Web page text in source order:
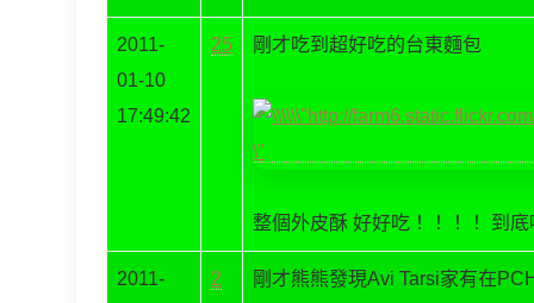
2011-
01-10
17:49:42
25 剛才吃到超好吃的台東麵包
整個外皮酥 好好吃！！！！ 到
2011-
2 剛才熊熊發現Avi Tarsi家有在